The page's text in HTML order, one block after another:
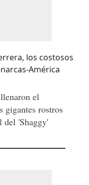
el
gigantes rostros
del 'Shaggy'